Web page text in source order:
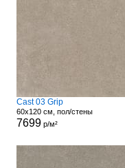
Cast 03 Grip
60x120 см, пол/стены
7699р/м²